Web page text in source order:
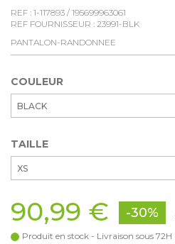
REF : 1-117893 / 195699963061
REF FOURNISSEUR : 23991-BLK
PANTALON-RANDONNEE
COULEUR
BLACK
TAILLE
XS
90,99 € -30%
Produit en stock - Livraison sous 72H